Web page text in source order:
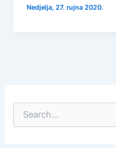
Nedjelja, 27. rujna 2020.